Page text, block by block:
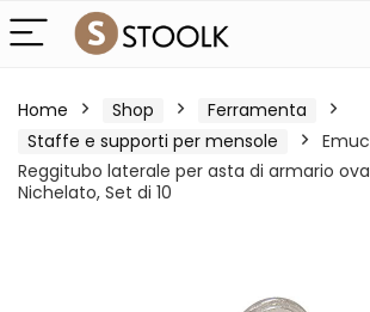
Home Shop
Ferramenta
Staffe e supporti per mensole
Reggitubo laterale per asta di armario
Nichelato, Set di 10